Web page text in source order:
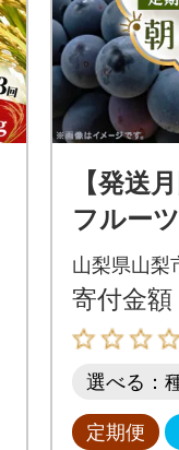
【発送
フルー
巨峰1kg
全3回
山梨県山梨
寄付金額
選べる：
定期便